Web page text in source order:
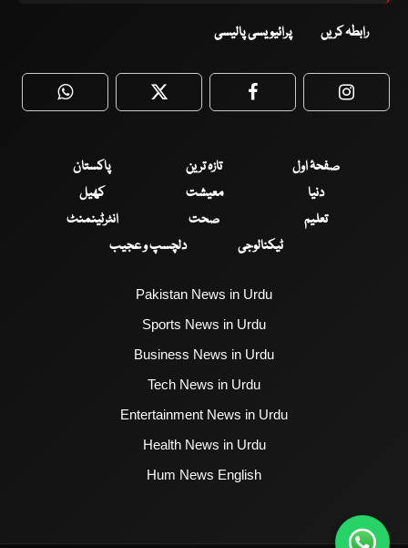
رابطہ کریں پرائیویسی پالیسی
WhatsApp Twitter Facebook
صفحۂ اول تازہ ترین
پاکستان
دنیا
معیشت
کھیل
تعلیم
صحت
انٹرٹینمنٹ
ٹیکنالوجی
دلچسپ و عجیب
Pakistan News in Urdu
Sports News in Urdu
Business News in Urdu
Tech News in Urdu
Entertainment News in Urdu
Health News in Urdu
Hum News English